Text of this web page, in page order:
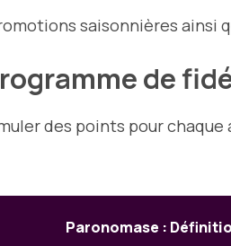
saisonnières ainsi
de
des points pour
Paronomase :